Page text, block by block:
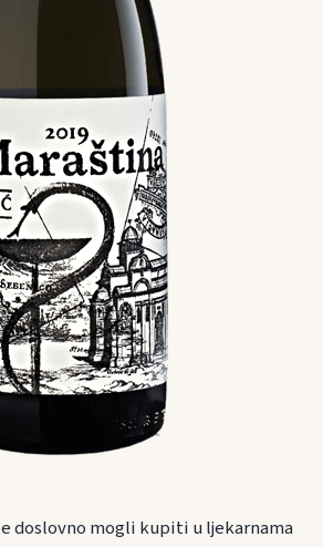
doslovno mogli kupiti u ljekarnama